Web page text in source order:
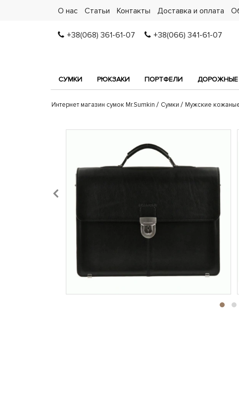
О нас Статьи Контакты Доставка и оплата
+38(068) 361-61-07 +38(066) 341-61-07
СУМКИ РЮКЗАКИ ПОРТФЕЛИ ДОРОЖНЫЕ
Интернет магазин сумок Mr.Sumkin Сумки Мужские